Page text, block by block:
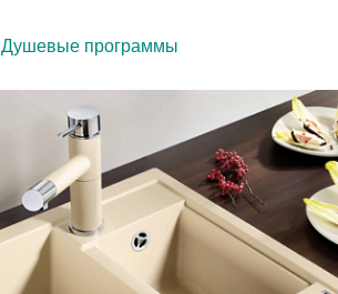
Душевые программы